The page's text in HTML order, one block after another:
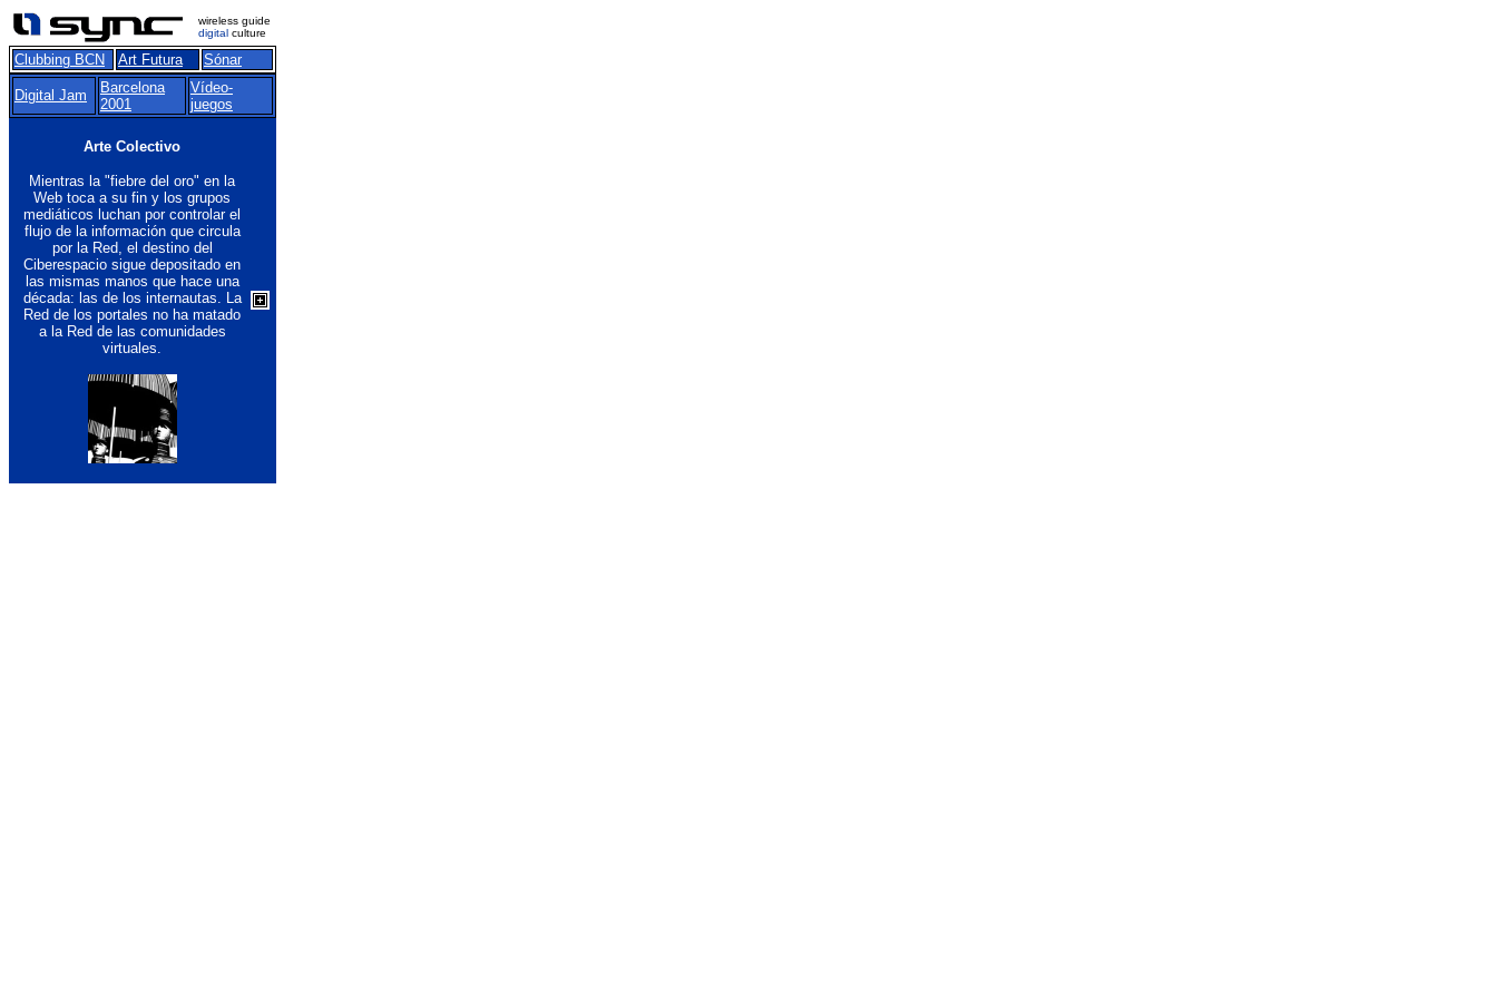
wireless guide
digital culture
Clubbing BCN Art Futura Sónar
Digital Jam
Barcelona
2001
Vídeo-
juegos
Arte Colectivo
Mientras la "fiebre del oro" en la
Web toca a su fin y los grupos
mediáticos luchan por controlar el
flujo de la información que circula
por la Red, el destino del
Ciberespacio sigue depositado en
las mismas manos que hace una
década: las de los internautas. La
Red de los portales no ha matado
a la Red de las comunidades
virtuales.